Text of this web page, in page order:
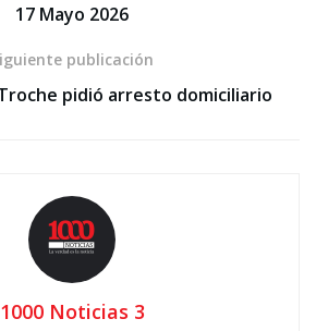
17 Mayo 2026
publicación
pidió arresto domiciliario
1000 Noticias 3